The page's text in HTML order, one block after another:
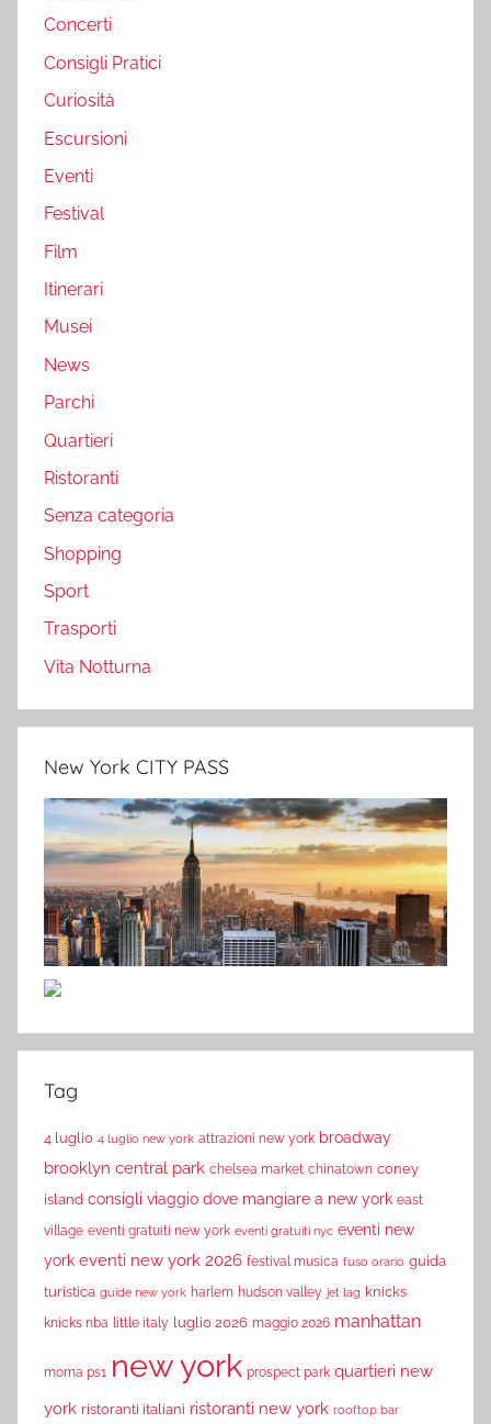
Concerti
Consigli Pratici
Curiosità
Escursioni
Eventi
Festival
Film
Itinerari
Musei
News
Parchi
Quartieri
Ristoranti
Senza categoria
Shopping
Sport
Trasporti
Vita Notturna
New York CITY PASS
Tag
4 luglio 4 luglio new york attrazioni new york broadway
brooklyn central park chelsea market chinatown coney
island consigli viaggio dove mangiare a new york east
village eventi gratuiti new york eventi gratuiti nyc eventi new
york eventi new york 2026 festival musica fuso orario guida
turistica guide new york harlem hudson valley jet lag knicks
knicks nba little italy luglio 2026 maggio 2026 manhattan
moma ps1 new york prospect park quartieri new
york ristoranti italiani ristoranti new york rooftop bar